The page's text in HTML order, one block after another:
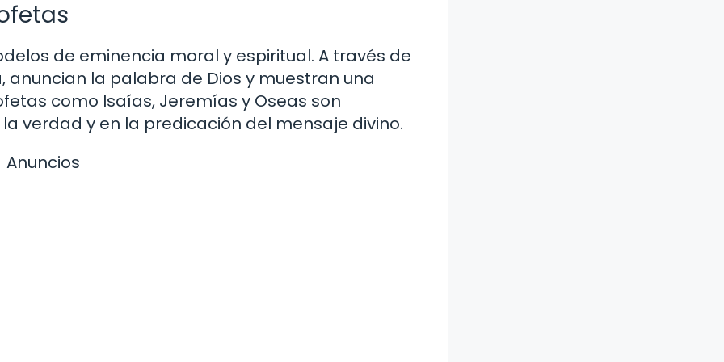
de eminencia moral y espiritual. A través de
anuncian la palabra de Dios y muestran una
como Isaías, Jeremías y Oseas son
verdad y en la predicación del mensaje divino.
Anuncios